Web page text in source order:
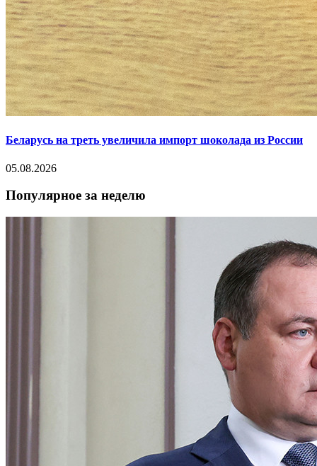
Беларусь на треть увеличила импорт шоколада из России
05.08.2026
Популярное за неделю